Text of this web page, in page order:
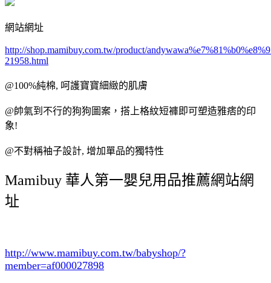
網站網址
http://shop.mamibuy.com.tw/product/
21958.html
@100%純棉, 呵護寶寶細緻的肌膚
@帥氣到不行的狗狗圖案，搭上格紋短褲即可塑造雅痞的印
象!
@不對稱袖子設計, 增加單品的獨特性
Mamibuy 華人第一嬰兒用品推薦網站網
址
http://www.mamibuy.com.tw/babyshop/?
member=af000027898